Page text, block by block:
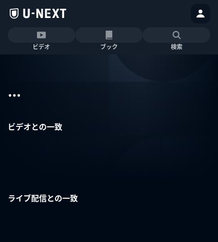
ビデオ ブック 検索
...
ビデオとの一致
ライブ配信との一致